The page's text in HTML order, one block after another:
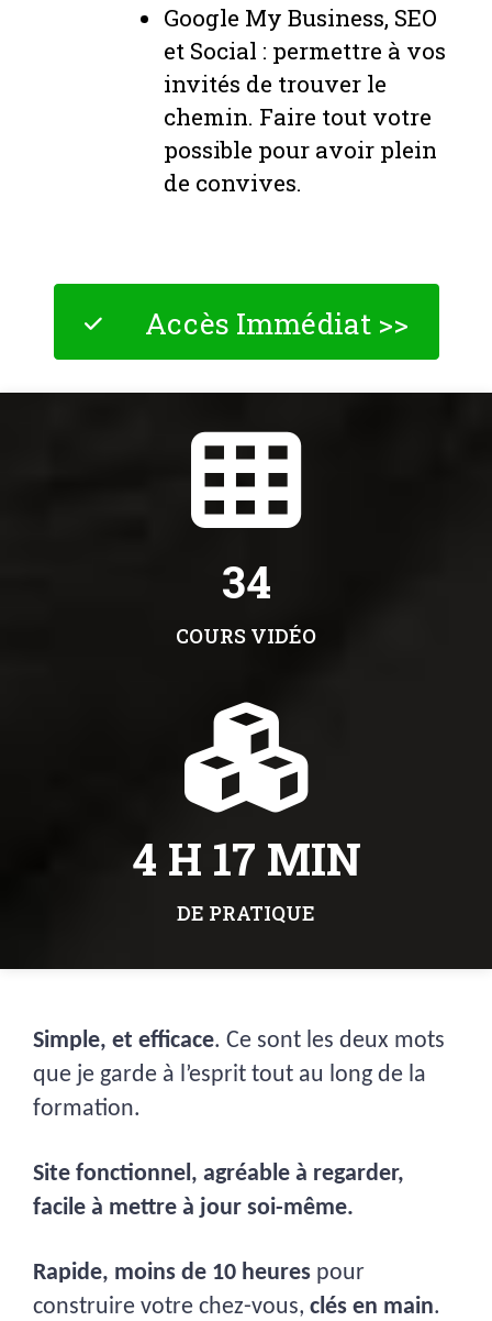
Google My Business, SEO
et Social : permettre à vos
invités de trouver le
chemin. Faire tout votre
possible pour avoir plein
de convives.
Accès Immédiat >>
34
COURS VIDÉO
4 H 17 MIN
DE PRATIQUE
Simple, et efficace. Ce sont les deux mots
que je garde à l’esprit tout au long de la
formation.
Site fonctionnel, agréable à regarder,
facile à mettre à jour soi-même.
Rapide, moins de 10 heures pour
construire votre chez-vous, clés en main.